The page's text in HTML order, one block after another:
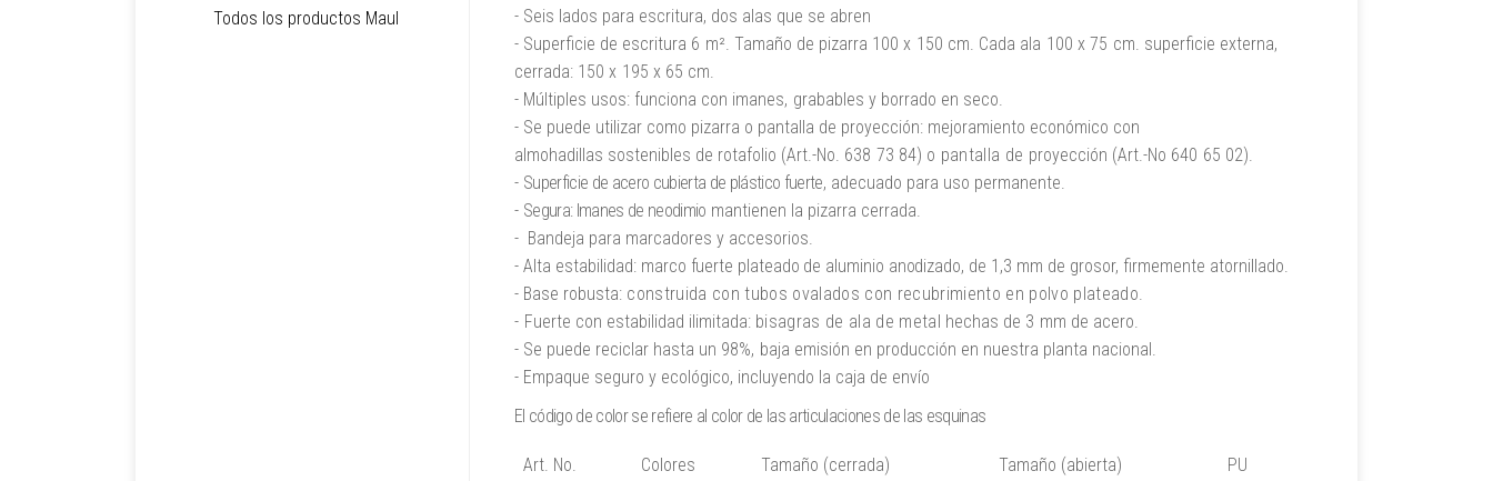
- Seis lados para escritura, dos alas que se abren
- Superficie de escritura 6 m². Tamaño de pizarra 100 x 150 cm. Cada ala 100 x 75 cm. superficie externa,
cerrada: 150 x 195 x 65 cm.
- Múltiples usos: funciona con imanes, grabables y borrado en seco.
- Se puede utilizar como pizarra o pantalla de proyección: mejoramiento económico con
almohadillas sostenibles de rotafolio (Art.-No. 638 73 84) o pantalla de proyección (Art.-No 640 65 02).
- Superficie de acero cubierta de plástico fuerte, adecuado para uso permanente.
- Segura: Imanes de neodimio mantienen la pizarra cerrada.
- Bandeja para marcadores y accesorios.
- Alta estabilidad: marco fuerte plateado de aluminio anodizado, de 1,3 mm de grosor, firmemente atornillado.
- Base robusta: construida con tubos ovalados con recubrimiento en polvo plateado.
- Fuerte con estabilidad ilimitada:bisagras de ala de metal hechas de 3 mm de acero.
- Se puede reciclar hasta un 98%, baja emisión en producción en nuestra planta nacional.
- Empaque seguro y ecológico, incluyendo la caja de envío
El código de color se refiere al color de las articulaciones de las esquinas
Art. No. Colores Tamaño (cerrada) Tamaño (abierta) PU
Todos los productos Maul